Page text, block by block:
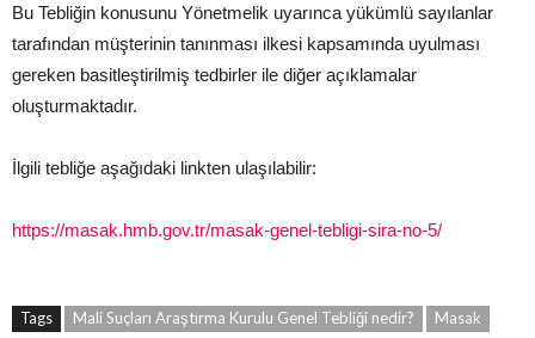
Bu Tebliğin konusunu Yönetmelik uyarınca yükümlü sayılanlar
tarafından müşterinin tanınması ilkesi kapsamında uyulması
gereken basitleştirilmiş tedbirler ile diğer açıklamalar
oluşturmaktadır.
İlgili tebliğe aşağıdaki linkten ulaşılabilir:
https://masak.hmb.gov.tr/masak-genel-tebligi-sira-no-5/
Tags Mali Suçları Araştırma Kurulu Genel Tebliği nedir? Masak